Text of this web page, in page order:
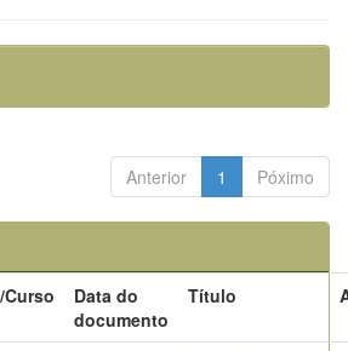
Anterior 1 Póximo
Curso
Data do
documento
Título